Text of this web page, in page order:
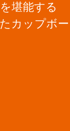
堪能する
カップボー